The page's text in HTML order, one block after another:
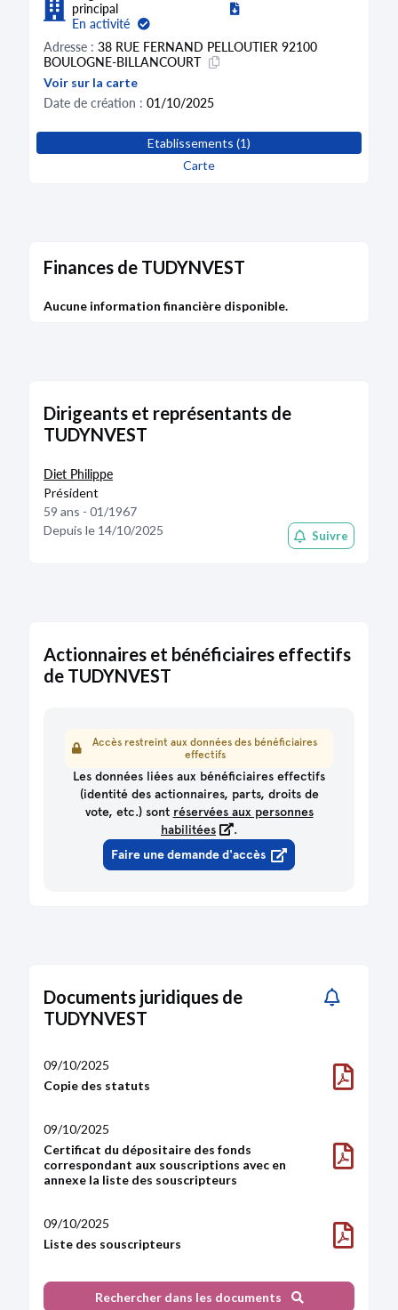
principal
En activité
Adresse : 38 RUE FERNAND PELLOUTIER 92100
BOULOGNE-BILLANCOURT
Voir sur la carte
Date de création : 01/10/2025
Etablissements (1)
Carte
Finances de TUDYNVEST
Aucune information financière disponible.
Dirigeants et représentants de
TUDYNVEST
Diet Philippe
Président
59 ans - 01/1967
Depuis le 14/10/2025
Suivre
Actionnaires et bénéficiaires effectifs
de TUDYNVEST
Accès restreint aux données des bénéficiaires
effectifs
Les données liées aux bénéficiaires effectifs
(identité des actionnaires, parts, droits de
vote, etc.) sont réservées aux personnes
habilitées
.
Faire une demande d'accès
Documents juridiques de
TUDYNVEST
Copie des statuts
09/10/2025
Certificat du dépositaire des fonds
correspondant aux souscriptions avec en
annexe la liste des souscripteurs
09/10/2025
Liste des souscripteurs
09/10/2025
Rechercher dans les documents